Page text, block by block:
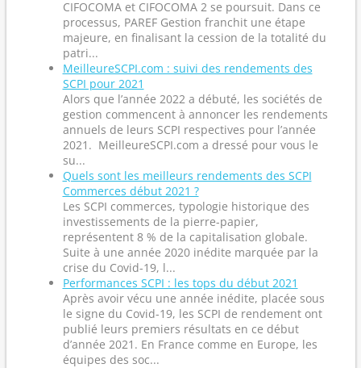
CIFOCOMA et CIFOCOMA 2 se poursuit. Dans ce
processus, PAREF Gestion franchit une étape
majeure, en finalisant la cession de la totalité du
patri...
MeilleureSCPI.com : suivi des rendements des
SCPI pour 2021
Alors que l’année 2022 a débuté, les sociétés de
gestion commencent à annoncer les rendements
annuels de leurs SCPI respectives pour l’année
2021. MeilleureSCPI.com a dressé pour vous le
su...
Quels sont les meilleurs rendements des SCPI
Commerces début 2021 ?
Les SCPI commerces, typologie historique des
investissements de la pierre-papier,
représentent 8 % de la capitalisation globale.
Suite à une année 2020 inédite marquée par la
crise du Covid-19, l...
Performances SCPI : les tops du début 2021
Après avoir vécu une année inédite, placée sous
le signe du Covid-19, les SCPI de rendement ont
publié leurs premiers résultats en ce début
d’année 2021. En France comme en Europe, les
équipes des soc...